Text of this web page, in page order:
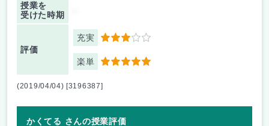
授業を
受けた時期
評価
充実 3
楽単 5
(2019/04/04) [3196387]
かくてる さんの授業評価